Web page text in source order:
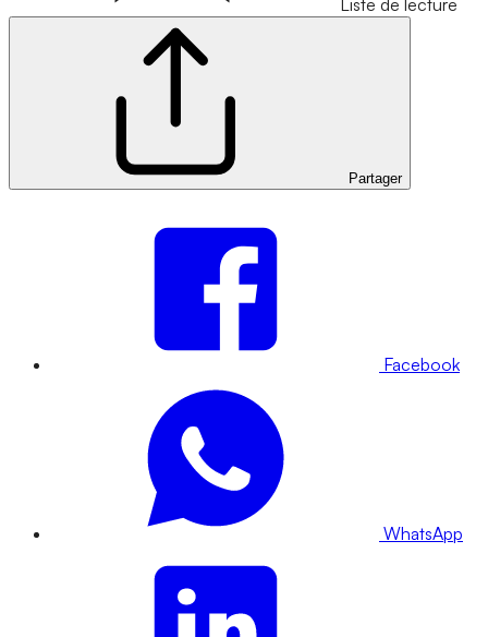
Liste de lecture
Partager
Facebook
WhatsApp